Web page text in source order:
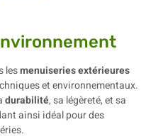
lesmenuiseries extérieures
et environnementaux.
durabilité, sa légèreté, et sa
ainsi idéal pour des